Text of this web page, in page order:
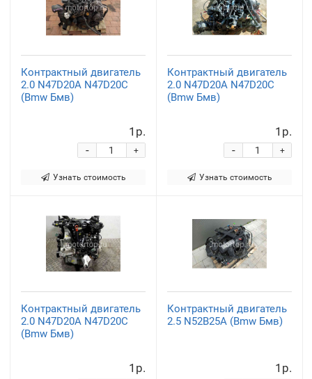
Контрактный двигатель
2.0 N47D20A N47D20С
(Bmw Бмв)
1р.
+
-
Узнать стоимость
Контрактный двигатель
2.0 N47D20A N47D20С
(Bmw Бмв)
1р.
+
-
Узнать стоимость
Контрактный двигатель
2.0 N47D20A N47D20С
(Bmw Бмв)
1р.
Контрактный двигатель
2.5 N52B25A (Bmw Бмв)
1р.